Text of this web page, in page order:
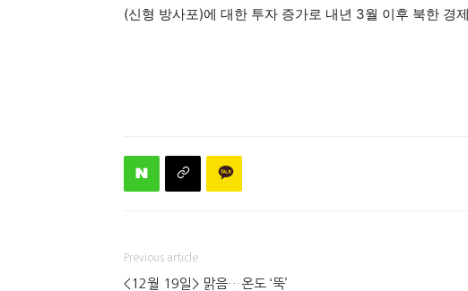
(신형 방사포)에 대한 투자 증가로 내년 3월 이후 북한 경
Previous article
<12월 19일> 맑음…온도 ‘뚝’